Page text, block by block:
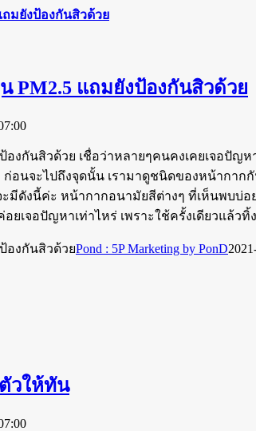
มยังป้องกันสิวด้วย
PM2.5 แถมยังป้องกันสิวด้วย
องกันสิวด้วย เชื่อว่าหลายๆคนคงเคยเจอ
ก่อนจะไปถึงจุดนั้น เรามาดูชนิดของหน้าก
ะมีดังนี้ค่ะ หน้ากากอนามัยสีต่างๆ ที่เห็นพบ
เจอปัญหาเท่าไหร่ เพราะใช้ครั้งเดียวแล้ว
องกันสิวด้วยPond : 5P Marketing by PonD
วให้ทัน